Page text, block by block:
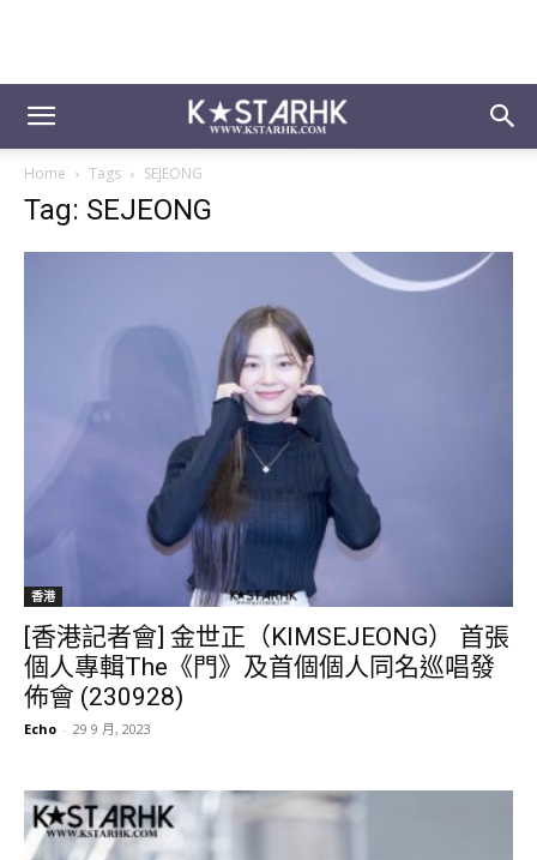
Home Tags SEJEONG
Tag: SEJEONG
香港
[香港記者會] 金世正（KIMSEJEONG） 首張
個人專輯The《門》及首個個人同名巡唱發
佈會 (230928)
Echo - 29 9 月, 2023